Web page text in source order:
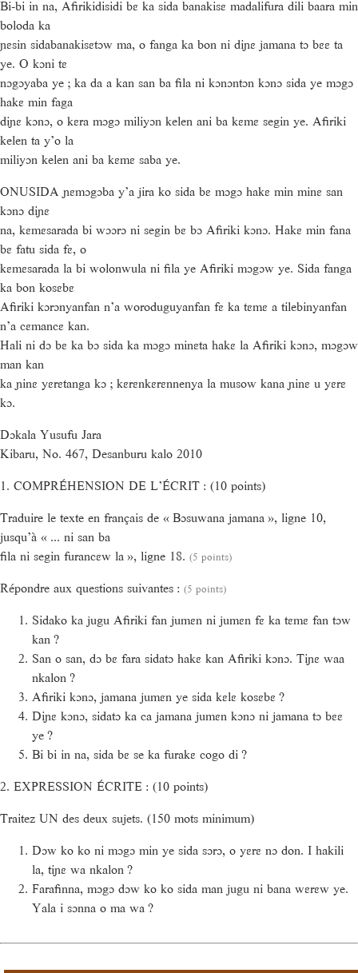
Bi-bi in na, Afirikidisidi bɛ ka sida banakisɛ madalifura dili baara min
boloda ka
ɲɛsin sidabanakisɛtɔw ma, o fanga ka bon ni diɲɛ jamana tɔ bɛɛ ta
ye. O kɔni tɛ
nɔgɔyaba ye ; ka da a kan san ba fila ni kɔnɔntɔn kɔnɔ sida ye mɔgɔ
hakɛ min faga
diɲɛ kɔnɔ, o kɛra mɔgɔ miliyɔn kelen ani ba kɛmɛ segin ye. Afiriki
kelen ta y’o la
miliyɔn kelen ani ba kɛmɛ saba ye.
ONUSIDA ɲɛmɔgɔba y’a jira ko sida bɛ mɔgɔ hakɛ min minɛ san
kɔnɔ diɲɛ
na, kɛmɛsarada bi wɔɔrɔ ni segin bɛ bɔ Afiriki kɔnɔ. Hakɛ min fana
bɛ fatu sida fɛ, o
kɛmɛsarada la bi wolonwula ni fila ye Afiriki mɔgɔw ye. Sida fanga
ka bon kosɛbɛ
Afiriki kɔrɔnyanfan n’a woroduguyanfan fɛ ka tɛmɛ a tilebinyanfan
n’a cɛmancɛ kan.
Hali ni dɔ bɛ ka bɔ sida ka mɔgɔ minɛta hakɛ la Afiriki kɔnɔ, mɔgɔw
man kan
ka ɲinɛ yɛrɛtanga kɔ ; kɛrɛnkɛrɛnnenya la musow kana ɲinɛ u yɛrɛ
kɔ.
Dɔkala Yusufu Jara
Kibaru, No. 467, Desanburu kalo 2010
1. COMPRÉHENSION DE L’ÉCRIT : (10 points)
Traduire le texte en français de « Bɔsuwana jamana », ligne 10,
jusqu’à « ... ni san ba
fila ni segin furancɛw la », ligne 18. (5 points)
Répondre aux questions suivantes : (5 points)
Sidako ka jugu Afiriki fan jumɛn ni jumɛn fɛ ka tɛmɛ fan tɔw
kan ?
San o san, dɔ bɛ fara sidatɔ hakɛ kan Afiriki kɔnɔ. Tiɲɛ waa
nkalon ?
Afiriki kɔnɔ, jamana jumɛn ye sida kɛlɛ kosɛbɛ ?
Diɲɛ kɔnɔ, sidatɔ ka ca jamana jumɛn kɔnɔ ni jamana tɔ bɛɛ
ye ?
Bi bi in na, sida bɛ se ka furakɛ cogo di ?
2. EXPRESSION ÉCRITE : (10 points)
Traitez UN des deux sujets. (150 mots minimum)
Dɔw ko ko ni mɔgɔ min ye sida sɔrɔ, o yɛrɛ nɔ don. I hakili
la, tiɲɛ wa nkalon ?
Farafinna, mɔgɔ dɔw ko ko sida man jugu ni bana wɛrɛw ye.
Yala i sɔnna o ma wa ?